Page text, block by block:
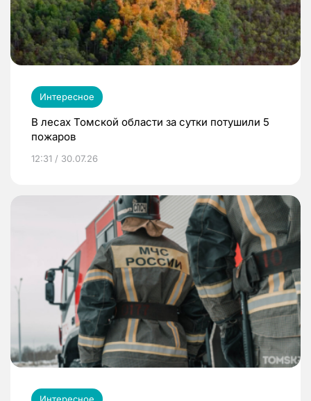
Интересное
В лесах Томской области за сутки потушили 5
пожаров
12:31 / 30.07.26